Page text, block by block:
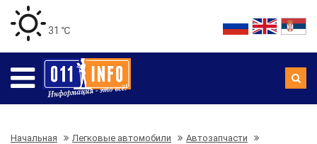
31 ℃
Начальная Легковые автомобили Автозапчасти